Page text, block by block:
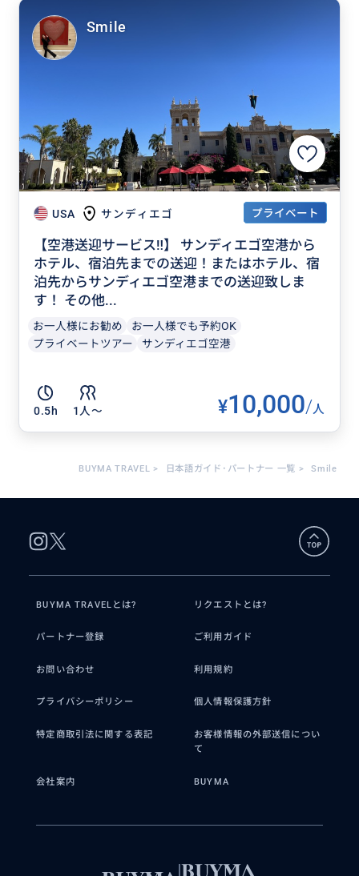
USA サンディエゴ プライベート
【空港送迎サービス‼︎】 サンディエゴ空港から
ホテル、宿泊先までの送迎！またはホテル、宿
泊先からサンディエゴ空港までの送迎致しま
す！ その他...
お一人様にお勧め
お一人様でも予約OK
プライベートツアー
サンディエゴ空港
0.5h 1人〜 ¥10,000/人
Smile
BUYMA TRAVEL > 日本語ガイド･パートナー 一覧 > Smile
BUYMA TRAVELとは? リクエストとは?
パートナー登録 ご利用ガイド
お問い合わせ 利用規約
プライバシーポリシー 個人情報保護方針
特定商取引法に関する表記
お客様情報の外部送信につい
て
会社案内 BUYMA